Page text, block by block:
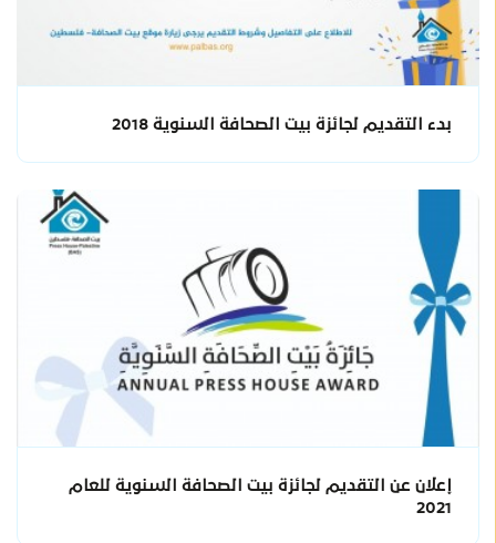
بدء التقديم لجائزة بيت الصحافة السنوية 2018
إعلان عن التقديم لجائزة بيت الصحافة السنوية للعام
2021